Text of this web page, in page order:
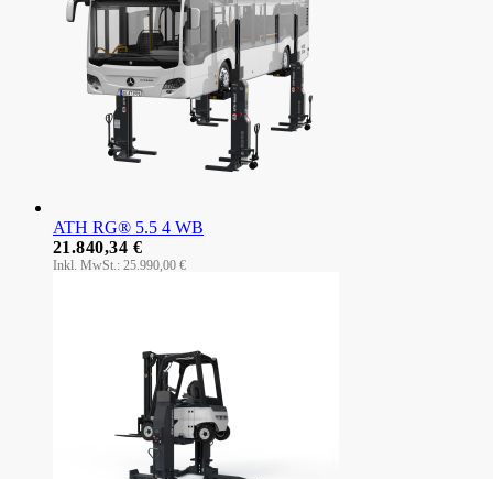
ATH RG® 5.5 4 WB
25.990,00 €
21.840,34 €